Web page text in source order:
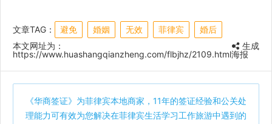
文章TAG： 避免 婚姻 无效 菲律宾
婚后
本文网址为：
https://www.huashangqianzheng.com/flbjhz/2109.html
生成
海报
《华商签证》为菲律宾本地商家，11年的签证经验和公关处
理能力可有效为您解决在菲律宾生活学习工作旅游中遇到的